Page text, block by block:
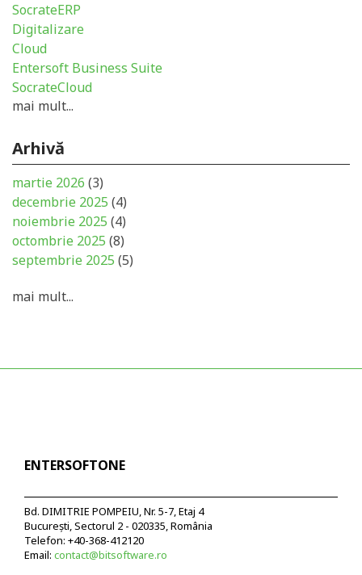
SocrateERP
Digitalizare
Cloud
Entersoft Business Suite
SocrateCloud
mai mult...
Arhivă
martie 2026 (3)
decembrie 2025 (4)
noiembrie 2025 (4)
octombrie 2025 (8)
septembrie 2025 (5)
mai mult...
ENTERSOFTONE
Bd. DIMITRIE POMPEIU, Nr. 5-7, Etaj 4
București, Sectorul 2 - 020335, România
Telefon: +40-368-412120
Email: contact@bitsoftware.ro